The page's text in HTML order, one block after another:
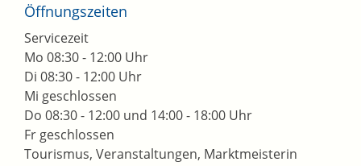
Öffnungszeiten
Servicezeit
Mo 08:30 - 12:00 Uhr
Di 08:30 - 12:00 Uhr
Mi geschlossen
Do 08:30 - 12:00 und 14:00 - 18:00 Uhr
Fr geschlossen
Tourismus, Veranstaltungen, Marktmeisterin